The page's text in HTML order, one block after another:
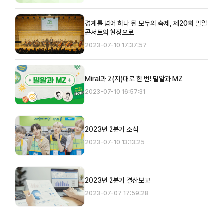
경계를 넘어 하나 된 모두의 축제, 제20회 밀알
콘서트의 현장으로
2023-07-10 17:37:57
Miral과 Z(지)대로 한 번! 밀알과 MZ
2023-07-10 16:57:31
2023년 2분기 소식
2023-07-10 13:13:25
2023년 2분기 결산보고
2023-07-07 17:59:28